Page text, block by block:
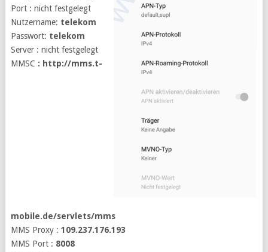
Port : nicht festgelegt
Nutzername: telekom
Passwort: telekom
Server : nicht festgelegt
MMSC : http://mms.t-
mobile.de/servlets/mms
MMS Proxy : 109.237.176.193
MMS Port : 8008